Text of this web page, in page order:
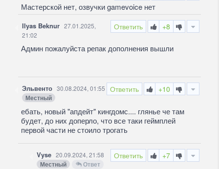
Мастерской нет, озвучки gamevoice нет
Ответить +8
Ilyas Beknur 27.01.2025,
21:02
Админ пожалуйста репак дополнения вышли
Ответить +10
Эльвенто 30.08.2024, 01:55
Местный
ебать, новый "апдейт" кингдомс.... глянье че там
будет, до них доперло, что все таки геймплей
первой части не стоило трогать
Ответить +7
Vyse 20.09.2024, 21:58
Местный Ответ